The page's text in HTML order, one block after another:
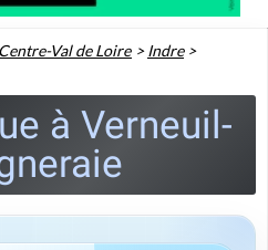
Centre-Val de Loire >Indre>
à Verneuil-